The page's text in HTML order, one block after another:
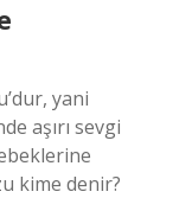
yani
aşırı sevgi
kime denir?